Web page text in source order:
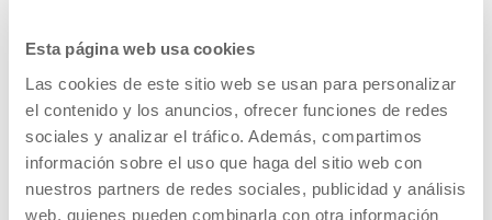
Esta página web usa cookies
Las cookies de este sitio web se usan para personalizar
el contenido y los anuncios, ofrecer funciones de redes
sociales y analizar el tráfico. Además, compartimos
información sobre el uso que haga del sitio web con
nuestros partners de redes sociales, publicidad y análisis
web, quienes pueden combinarla con otra información
las diferentes densidades, texturas de los pigmentos…
Visita guiada (ES).
Ruta: Arteztu > Ekain > Altxerri > Arteko > Cibrian
18:00
Encuentro en la galería Ekain.